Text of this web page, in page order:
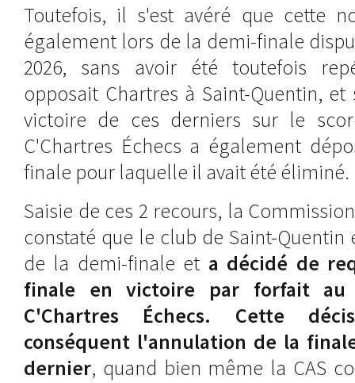
Toutefois, il s'est avéré que cette
également lors de la demi-finale
2026, sans avoir été toutefois
opposait Chartres à Saint-Quentin,
victoire de ces derniers sur le
C'Chartres Échecs a également
finale pour laquelle il avait été éliminé.
Saisie de ces 2 recours, la
constaté que le club de Saint-
de la demi-finale et a décidé de
finale en victoire par forfait
C'Chartres Échecs. Cette
conséquent l'annulation de la
dernier, quand bien même la CAS